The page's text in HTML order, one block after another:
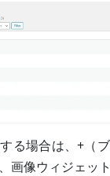
る場合は、+（
画像ウィジェッ